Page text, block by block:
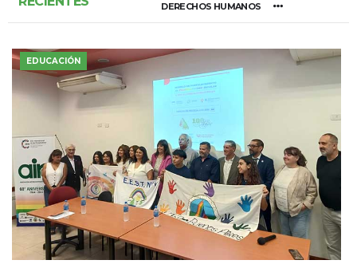
DERECHOS HUMANOS
EDUCACIÓN